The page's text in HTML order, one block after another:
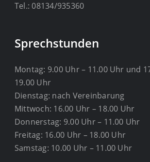
Tel.: 08134/935360
Sprechstunden
Montag: 9.00 Uhr – 11.00 Uhr und
19.00 Uhr
Dienstag: nach Vereinbarung
Mittwoch: 16.00 Uhr – 18.00 Uhr
Donnerstag: 9.00 Uhr – 11.00 Uhr
Freitag: 16.00 Uhr – 18.00 Uhr
Samstag: 10.00 Uhr – 11.00 Uhr